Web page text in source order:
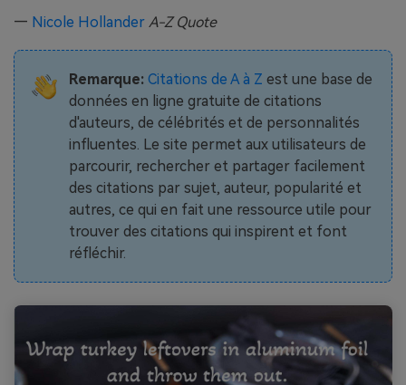
— Nicole Hollander A-ZQuote
Remarque: Citations de A à Z est une base de
données en ligne gratuite de citations
d'auteurs, de célébrités et de personnalités
influentes. Le site permet aux utilisateurs de
parcourir, rechercher et partager facilement
des citations par sujet, auteur, popularité et
autres, ce qui en fait une ressource utile pour
trouver des citations qui inspirent et font
réfléchir.